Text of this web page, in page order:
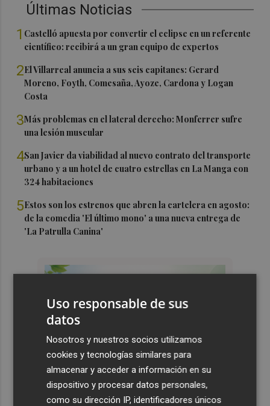
Últimas Noticias
1 Castelló apuesta por convertir el eclipse en un referente
científico: recibirá a un gran equipo de expertos
2El Villarreal anuncia a sus seis capitanes: Gerard
Moreno, Foyth, Comesaña, Ayoze, Cardona y Logan
Costa
3Más problemas en el lateral derecho: Monferrer sufre
una lesión muscular
4San Javier da viabilidad al nuevo contrato del transporte
urbano y a un hotel de cuatro estrellas en La Manga con
324 habitaciones
5Estos son los estrenos que abren la cartelera en agosto:
de la comedia 'El último mono' a una nueva entrega de
'La Patrulla Canina'
Uso responsable de sus
datos
Nosotros y nuestros socios utilizamos
cookies y tecnologías similares para
almacenar y acceder a información en su
dispositivo y procesar datos personales,
como su dirección IP, identificadores únicos